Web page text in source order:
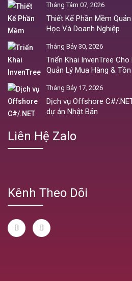
Tháng Tám 07, 2026
Thiết Kế Phần Mềm
Học Và Doanh Nghiệp
Tháng Bảy 30, 2026
Triển Khai InvenTree
Quản Lý Mua Hàng &
Tháng Bảy 17, 2026
Dịch vụ Offshore C#/
dự án Nhật Bản
Liên Hệ Zalo
Kênh Theo Dõi